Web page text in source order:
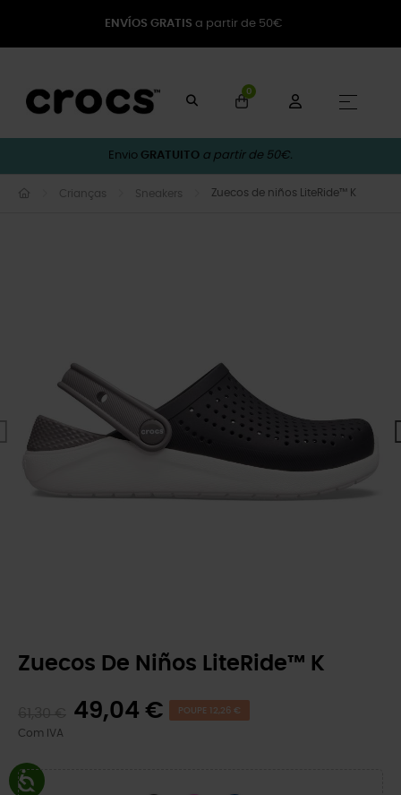
ENVÍOS GRATIS a partir de 50€
0
☰
Envio GRATUITO a partir de 50€.
Crianças Sneakers Zuecos de niños LiteRide™ K
Zuecos De Niños LiteRide™ K
49,04 € POUPE 12,26 €
Com IVA